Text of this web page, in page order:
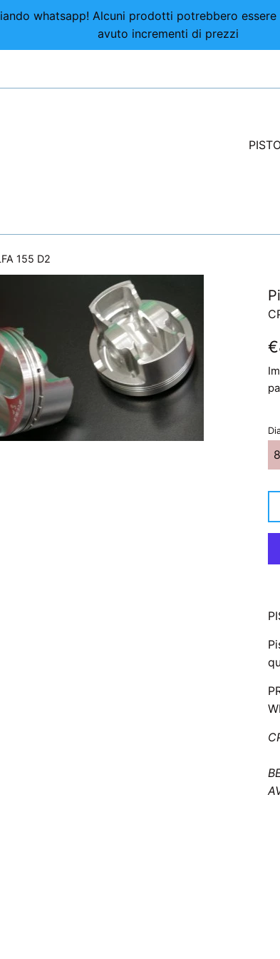
whatsapp! Alcuni prodotti potrebbero
avuto incrementi di prezzi
155 D2